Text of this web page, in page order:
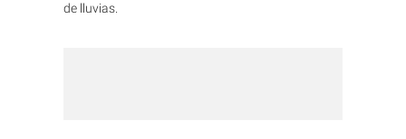
de lluvias.